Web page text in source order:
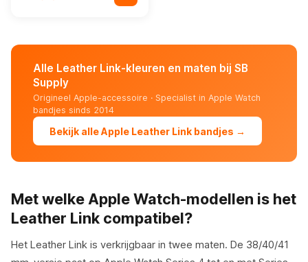
Alle Leather Link-kleuren en maten bij SB
Supply
Origineel Apple-accessoire · Specialist in Apple Watch
bandjes sinds 2014
Bekijk alle Apple Leather Link bandjes →
Met welke Apple Watch-modellen is het
Leather Link compatibel?
Het Leather Link is verkrijgbaar in twee maten. De 38/40/41